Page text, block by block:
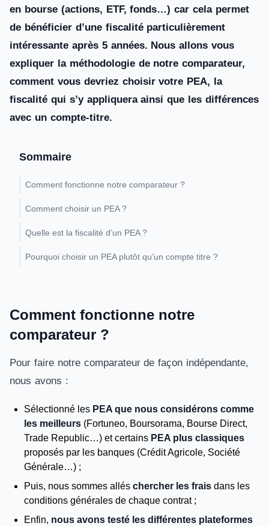
en bourse (actions, ETF, fonds…) car cela permet
de bénéficier d’une fiscalité particulièrement
intéressante après 5 années. Nous allons vous
expliquer la méthodologie de notre comparateur,
comment vous devriez choisir votre PEA, la
fiscalité qui s’y appliquera ainsi que les différences
avec un compte-titre.
Sommaire
Comment fonctionne notre comparateur ?
Comment choisir un PEA ?
Quelle est la fiscalité d’un PEA ?
Pourquoi choisir un PEA plutôt qu’un compte titre ?
Comment fonctionne notre
comparateur ?
Pour faire notre comparateur de façon indépendante,
nous avons :
Sélectionné les PEA que nous considérons comme
les meilleurs (Fortuneo, Boursorama, Bourse Direct,
Trade Republic…) et certains PEA plus classiques
proposés par les banques (Crédit Agricole, Société
Générale…) ;
Puis, nous sommes allés chercher les frais dans les
conditions générales de chaque contrat ;
Enfin, nous avons testé les différentes plateformes